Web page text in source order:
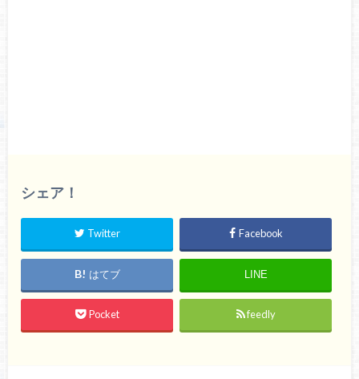
シェア！
Twitter Facebook
はてブ LINE
Pocket feedly